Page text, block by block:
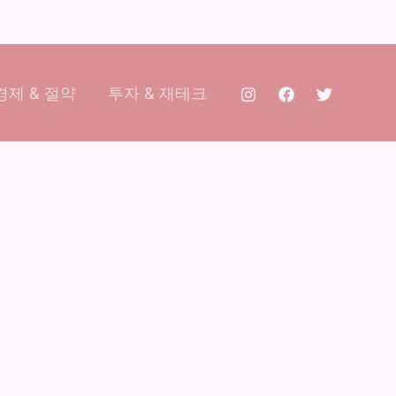
제 & 절약 투자 & 재테크